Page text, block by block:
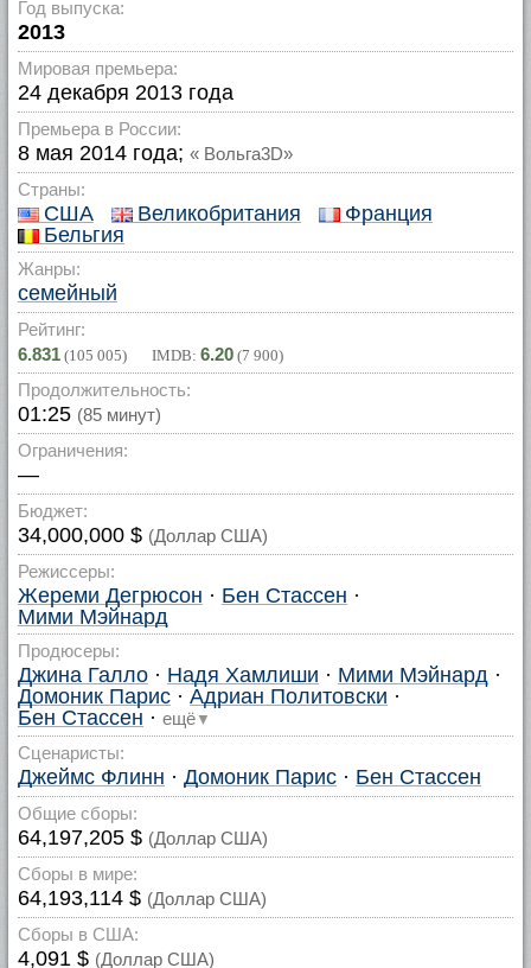
Год выпуска:
2013
Мировая премьера:
24 декабря 2013 года
Премьера в России:
8 мая 2014 года; « Вольга3D»
Страны:
США Великобритания
Франция
Бельгия
Жанры:
семейный
Рейтинг:
6.831 (105 005) IMDB: 6.20 (7 900)
Продолжительность:
01:25 (85 минут)
Ограничения:
—
Бюджет:
34,000,000 $ (Доллар США)
Режиссеры:
Жереми Дегрюсон · Бен Стассен ·
Мими Мэйнард
Продюсеры:
Джина Галло · Надя Хамлиши · Мими Мэйнард ·
Домоник Парис · Адриан Политовски ·
Бен Стассен · ещё ▼
Сценаристы:
Джеймс Флинн · Домоник Парис · Бен Стассен
Общие сборы:
64,197,205 $ (Доллар США)
Сборы в мире:
64,193,114 $ (Доллар США)
Сборы в США:
4,091 $ (Доллар США)